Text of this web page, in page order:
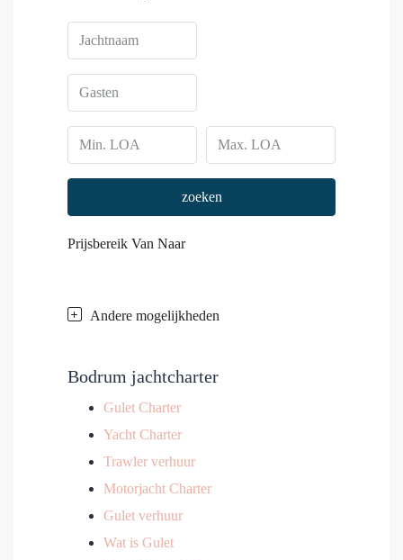
zoeken
Prijsbereik Van Naar
Andere mogelijkheden
Bodrum jachtcharter
Gulet Charter
Yacht Charter
Trawler verhuur
Motorjacht Charter
Gulet verhuur
Wat is Gulet